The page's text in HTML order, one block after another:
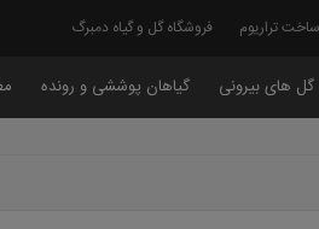
تراریوم فروشگاه گل و گیاه دمبرگ
گل های بیرونی گیاهان پوششی و رونده